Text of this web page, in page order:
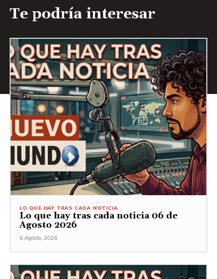
Te podría interesar
LO QUE HAY TRAS CADA NOTICIA
Lo que hay tras cada noticia 06 de
Agosto 2026
6 Agosto, 2026